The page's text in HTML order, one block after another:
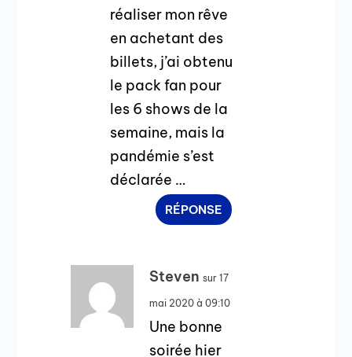
réaliser mon rêve
en achetant des
billets, j’ai obtenu
le pack fan pour
les 6 shows de la
semaine, mais la
pandémie s’est
déclarée …
RÉPONSE
Steven sur 17
mai 2020 à 09:10
Une bonne
soirée hier